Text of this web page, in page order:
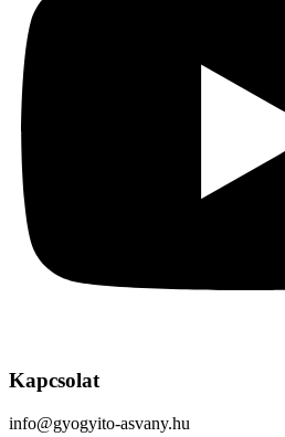
Kapcsolat
info@gyogyito-asvany.hu